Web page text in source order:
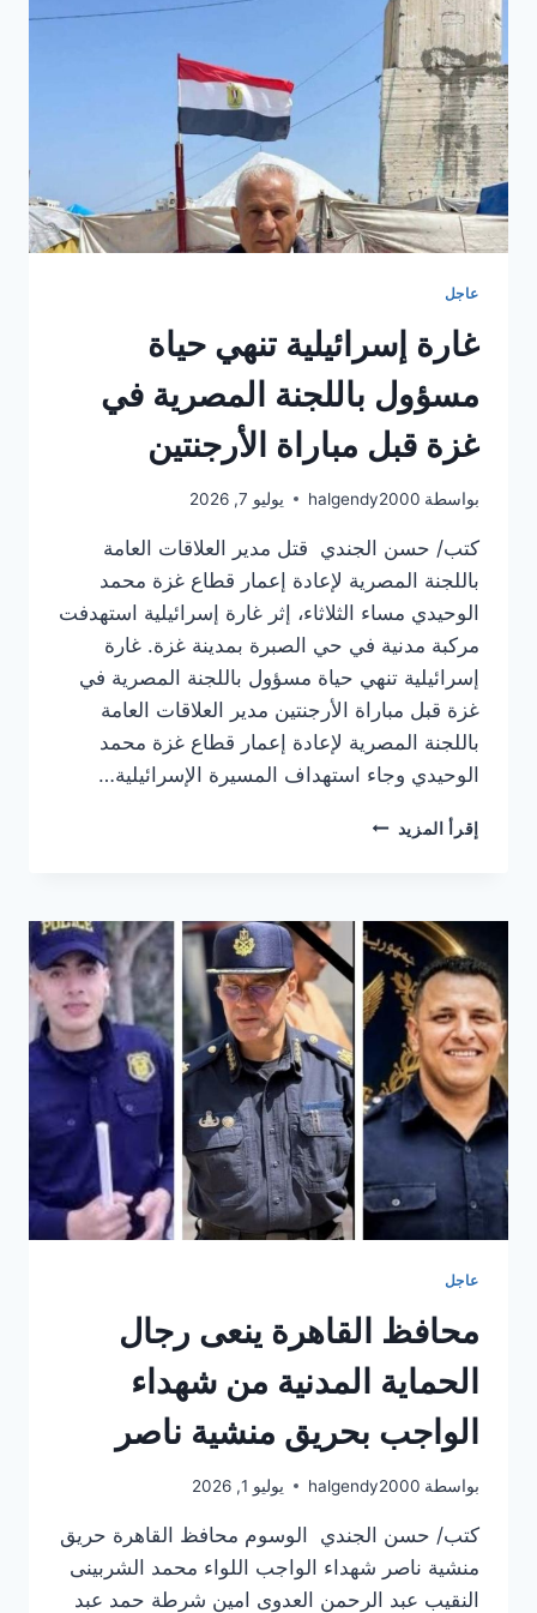
أزدياد
درجات
الحرارة
خلال
الايام
القادمة
بين
47
و
55
سحب
ركامية
الكتمه
الجو
وذلك
على
معظم
المناطق
عاجل
غارة إسرائيلية تنهي حياة
مسؤول باللجنة المصرية في
غزة قبل مباراة الأرجنتين
بواسطة halgendy2000 يوليو 7, 2026
كتب/ حسن الجندي قتل مدير العلاقات العامة
باللجنة المصرية لإعادة إعمار قطاع غزة محمد
الوحيدي مساء الثلاثاء، إثر غارة إسرائيلية استهدفت
مركبة مدنية في حي الصبرة بمدينة غزة. غارة
إسرائيلية تنهي حياة مسؤول باللجنة المصرية في
غزة قبل مباراة الأرجنتين مدير العلاقات العامة
باللجنة المصرية لإعادة إعمار قطاع غزة محمد
الوحيدي وجاء استهداف المسيرة الإسرائيلية…
إقرأ المزيد غارة
مسؤول
باللجنة
المصرية
في
غزة
مباراة
الأرجنتين
عاجل
محافظ القاهرة ينعى رجال
الحماية المدنية من شهداء
الواجب بحريق منشية ناصر
بواسطة halgendy2000 يوليو 1, 2026
كتب/ حسن الجندي الوسوم محافظ القاهرة حريق
منشية ناصر شهداء الواجب اللواء محمد الشربينى
النقيب عبد الرحمن العدوى امين شرطة حمد عبد